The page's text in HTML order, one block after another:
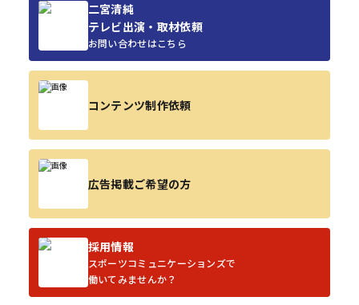
二宮清純
テレビ出演・取材依頼
お問い合わせはこちら
コンテンツ制作依頼
広告掲載ご希望の方
採用情報
スポーツコミュニケーションズで
働いてみませんか？